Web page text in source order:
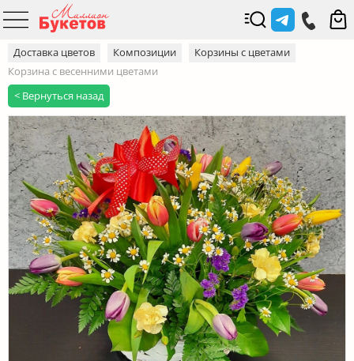
Доставка цветов Композиции
Корзины с цветами
Корзина с весенними цветами
< Вернуться назад